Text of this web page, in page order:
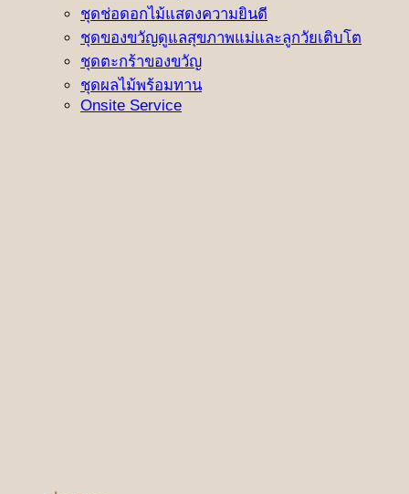
ชุดช่อดอกไม้แสดงความยินดี
ชุดของขวัญดูแลสุขภาพแม่และลูกวัยเติบโต
ชุดตะกร้าของขวัญ
ชุดผลไม้พร้อมทาน
Onsite Service